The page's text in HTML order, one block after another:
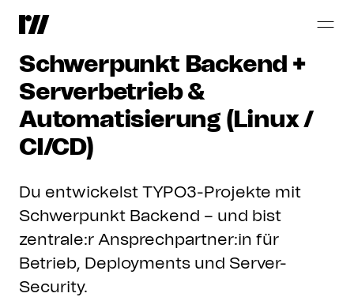
Vollzeit. Vor Ort. Hybrid oder Remote.
TYPO3
Schwerpunkt Backend +
Serverbetrieb &
Automatisierung (Linux /
CI/CD)
Du entwickelst TYPO3-Projekte mit
Schwerpunkt Backend – und bist
zentrale:r Ansprechpartner:in für
Betrieb, Deployments und Server-
Security.